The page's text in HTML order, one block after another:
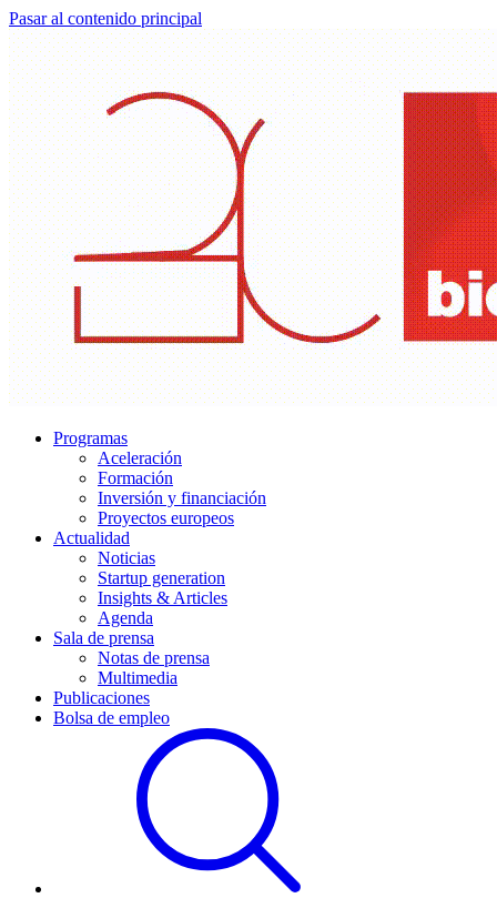
Pasar al contenido principal
Programas
Aceleración
Formación
Inversión y financiación
Proyectos europeos
Actualidad
Noticias
Startup generation
Insights & Articles
Agenda
Sala de prensa
Notas de prensa
Multimedia
Publicaciones
Bolsa de empleo